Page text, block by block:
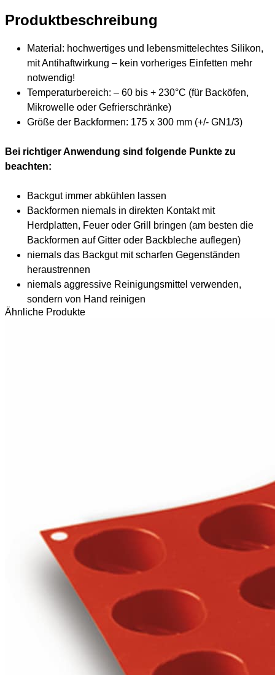
Produktbeschreibung
Material: hochwertiges und lebensmittelechtes Silikon,
mit Antihaftwirkung – kein vorheriges Einfetten mehr
notwendig!
Temperaturbereich: – 60 bis + 230°C (für Backöfen,
Mikrowelle oder Gefrierschränke)
Größe der Backformen: 175 x 300 mm (+/- GN1/3)
Bei richtiger Anwendung sind folgende Punkte zu
beachten:
Backgut immer abkühlen lassen
Backformen niemals in direkten Kontakt mit
Herdplatten, Feuer oder Grill bringen (am besten die
Backformen auf Gitter oder Backbleche auflegen)
niemals das Backgut mit scharfen Gegenständen
heraustrennen
niemals aggressive Reinigungsmittel verwenden,
sondern von Hand reinigen
Ähnliche Produkte